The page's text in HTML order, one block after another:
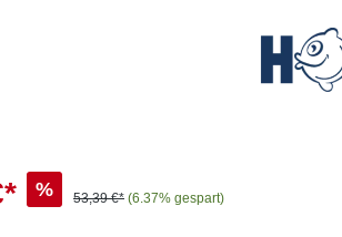
% 53,39 €* (6.37% gespart)